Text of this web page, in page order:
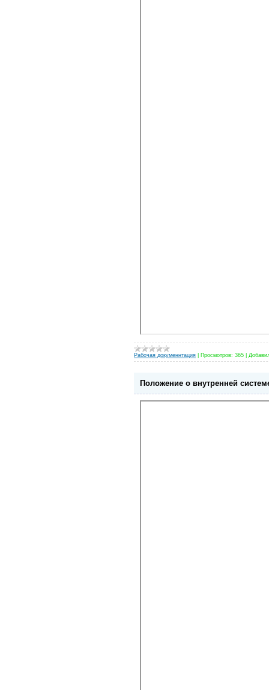
Рабочая докуменнтация Просмотров: 365
Положение о внутренней